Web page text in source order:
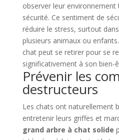
observer leur
sécurité. Ce sentiment de
réduire le stress, surtout
plusieurs animaux ou
chat peut se retirer pour se
significativement à son bien-
Prévenir les
destructeurs
Les chats ont naturellement
entretenir leurs griffes et
grand arbre à chat solide